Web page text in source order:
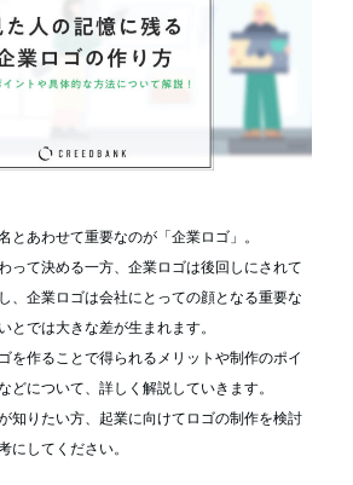
とあわせて重要なのが「企業ロゴ」。
って決める一方、企業ロゴは後回しにされて
、企業ロゴは会社にとっての顔となる重要な
とでは大きな差が生まれます。
を作ることで得られるメリットや制作のポイ
どについて、詳しく解説していきます。
知りたい方、起業に向けてロゴの制作を検討
にしてください。